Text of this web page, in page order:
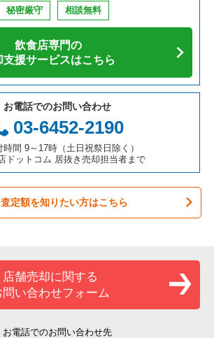
物件の案件一覧
き売却物件の案件一覧
リの居抜き売却物件の案件一覧
スナックの居抜き売却物件の案件一覧
件の案件一覧
グバーの居抜き売却物件の案件一覧
物件の案件一覧
物件の案件一覧
居抜き売却物件の案件一覧
抜き売却物件の案件一覧
居抜き売却物件の案件一覧
食店の居抜き売却物件の案件一覧
抜き売却物件の案件一覧
食店の居抜き売却物件の案件一覧
飲食店の居抜き売却物件の案件一覧
居抜き売却物件の案件一覧
居抜き売却物件の案件一覧
飲食店の居抜き売却物件の案件一覧
居抜き売却物件の案件一覧
抜き売却物件の案件一覧
お好み焼の居抜き売却物件の案件一覧
理の居抜き売却物件の案件一覧
居抜き売却物件の案件一覧
トの居抜き売却物件の案件一覧
惣菜・デリの居抜き売却物件の案件一覧
抜き売却物件の案件一覧
イニングバーの居抜き売却物件の案件一覧
フェの居抜き売却物件の案件一覧
イクアウトの居抜き売却物件の案件一覧
ーの居抜き売却物件の案件一覧
屋・ダイニングバーの居抜き売却物件の案
秘密厳守 相談無料
飲食店専門の
支援サービスはこちら
お電話でのお問い合わせ
03-6452-2190
間 9～17時（土日祝祭日除く）
ドットコム 居抜き売却担当者まで
定額を知りたい方はこちら
店舗売却に関する
問い合わせフォーム
お電話でのお問い合わせ先